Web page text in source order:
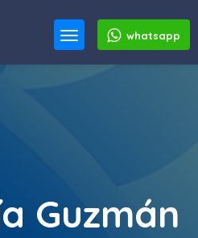
whatsapp
Guzmán